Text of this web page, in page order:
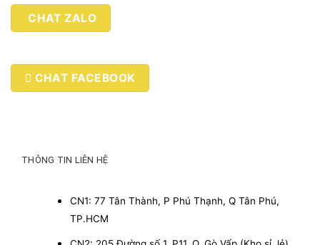
số
lượngCHAT ZALO
CHAT FACEBOOK
THÔNG TIN LIÊN HỆ
CN1: 77 Tân Thành, P Phú Thạnh, Q Tân Phú,
TP.HCM